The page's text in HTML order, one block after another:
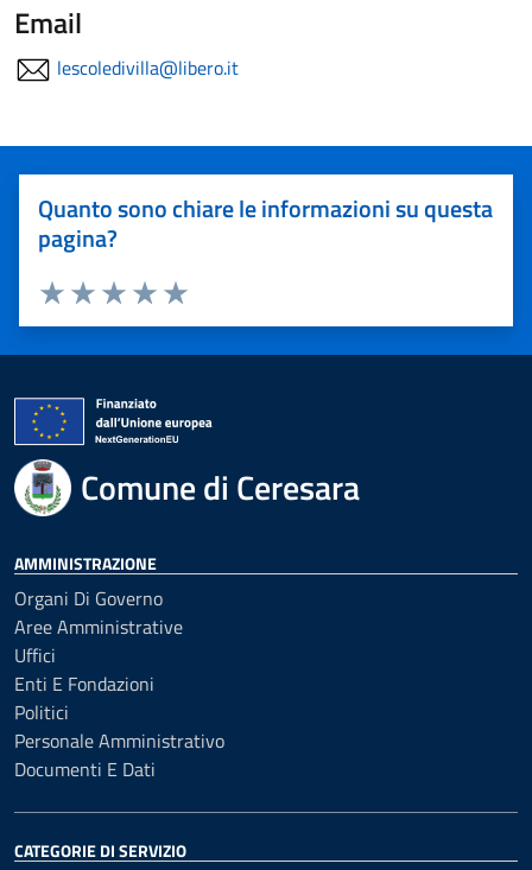
Email
lescoledivilla@libero.it
Quanto sono chiare le informazioni su questa
pagina?
Valuta 5 stelle su 5
Valuta 4 stelle su 5
Valuta 3 stelle su 5
Valuta 2 stelle su 5
Valuta 1 stelle su 5
Comune di Ceresara
AMMINISTRAZIONE
Organi Di Governo
Aree Amministrative
Uffici
Enti E Fondazioni
Politici
Personale Amministrativo
Documenti E Dati
CATEGORIE DI SERVIZIO